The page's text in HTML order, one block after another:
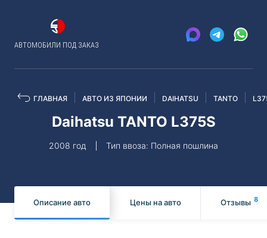
АВТОМОБИЛИ ПОД ЗАКАЗ
ГЛАВНАЯ АВТО ИЗ ЯПОНИИ DAIHATSU TANTO
Daihatsu TANTO L375S
2008 год Тип ввоза: Полная пошлина
Описание авто Цены на авто Отзывы 8